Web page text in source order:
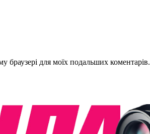
браузері для моїх подальших коментарів.